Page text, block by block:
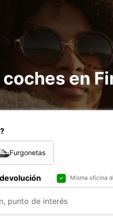
en
Furgonetas
Misma oficina